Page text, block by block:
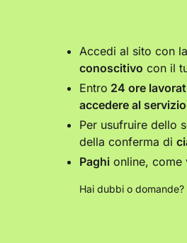
Accedi al sito con la
conoscitivo con il
Entro 24 ore
accedere al servizio
Per usufruire dello
della conferma di
Paghi online, come
Hai dubbi o